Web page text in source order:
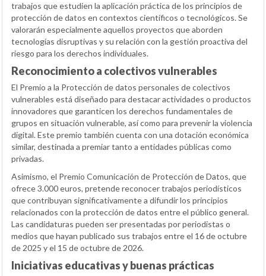
trabajos que estudien la aplicación práctica de los principios de
protección de datos en contextos científicos o tecnológicos. Se
valorarán especialmente aquellos proyectos que aborden
tecnologías disruptivas y su relación con la gestión proactiva del
riesgo para los derechos individuales.
Reconocimiento a colectivos vulnerables
El Premio a la Protección de datos personales de colectivos
vulnerables está diseñado para destacar actividades o productos
innovadores que garanticen los derechos fundamentales de
grupos en situación vulnerable, así como para prevenir la violencia
digital. Este premio también cuenta con una dotación económica
similar, destinada a premiar tanto a entidades públicas como
privadas.
Asimismo, el Premio Comunicación de Protección de Datos, que
ofrece 3.000 euros, pretende reconocer trabajos periodísticos
que contribuyan significativamente a difundir los principios
relacionados con la protección de datos entre el público general.
Las candidaturas pueden ser presentadas por periodistas o
medios que hayan publicado sus trabajos entre el 16 de octubre
de 2025 y el 15 de octubre de 2026.
Iniciativas educativas y buenas prácticas